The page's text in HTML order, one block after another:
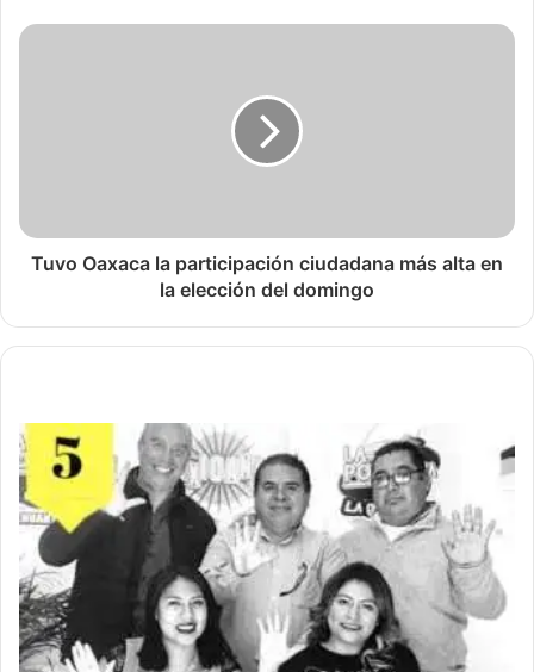
Tuvo Oaxaca la participación ciudadana más alta en
la elección del domingo